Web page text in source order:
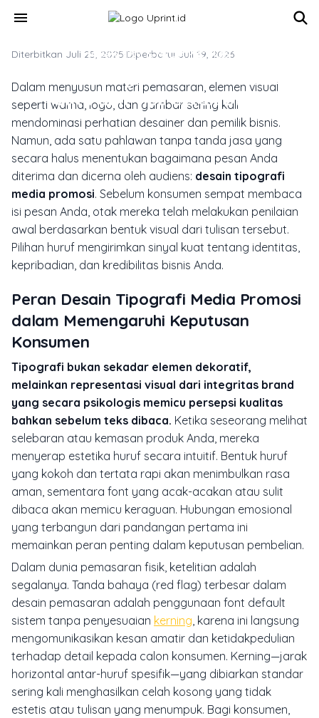
menu
MARKETING & MEDIA PROMOSI
Desain Tipografi Media Promosi:
Fakta dan Tips Cetak Brand
Diterbitkan Juli 25, 2025·Diperbarui Juli 19, 2026
Dalam menyusun materi pemasaran, elemen visual
seperti warna, logo, dan gambar sering kali
mendominasi perhatian desainer dan pemilik bisnis.
Namun, ada satu pahlawan tanpa tanda jasa yang
secara halus menentukan bagaimana pesan Anda
diterima dan dicerna oleh audiens: desain tipografi
media promosi. Sebelum konsumen sempat membaca
isi pesan Anda, otak mereka telah melakukan penilaian
awal berdasarkan bentuk visual dari tulisan tersebut.
Pilihan huruf mengirimkan sinyal kuat tentang identitas,
kepribadian, dan kredibilitas bisnis Anda.
Peran Desain Tipografi Media Promosi
dalam Memengaruhi Keputusan
Konsumen
Tipografi bukan sekadar elemen dekoratif,
melainkan representasi visual dari integritas brand
yang secara psikologis memicu persepsi kualitas
bahkan sebelum teks dibaca. Ketika seseorang melihat
selebaran atau kemasan produk Anda, mereka
menyerap estetika huruf secara intuitif. Bentuk huruf
yang kokoh dan tertata rapi akan menimbulkan rasa
aman, sementara font yang acak-acakan atau sulit
dibaca akan memicu keraguan. Hubungan emosional
yang terbangun dari pandangan pertama ini
memainkan peran penting dalam keputusan pembelian.
Dalam dunia pemasaran fisik, ketelitian adalah
segalanya. Tanda bahaya (red flag) terbesar dalam
desain pemasaran adalah penggunaan font default
sistem tanpa penyesuaian kerning, karena ini langsung
mengomunikasikan kesan amatir dan ketidakpedulian
terhadap detail kepada calon konsumen. Kerning—jarak
horizontal antar-huruf spesifik—yang dibiarkan standar
sering kali menghasilkan celah kosong yang tidak
estetis atau tulisan yang menumpuk. Bagi konsumen,